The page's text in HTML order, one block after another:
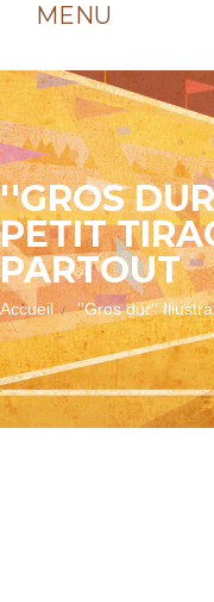
MENU
''GROS
PETIT
PARTOUT
Accueil ''Gros dur''